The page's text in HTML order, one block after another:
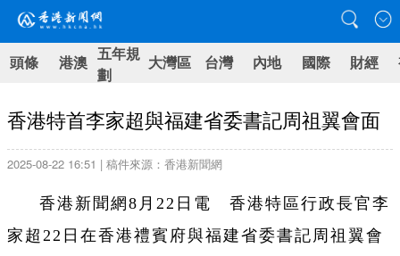
頭條 港澳 五年規
劃
大灣區 台灣 內地 國際 財經
香港特首李家超與福建省委書記周祖翼會面
2025-08-22 16:51 | 稿件來源：香港新聞網
香港新聞網8月22日電 香港特區行政長官李
家超22日在香港禮賓府與福建省委書記周祖翼會